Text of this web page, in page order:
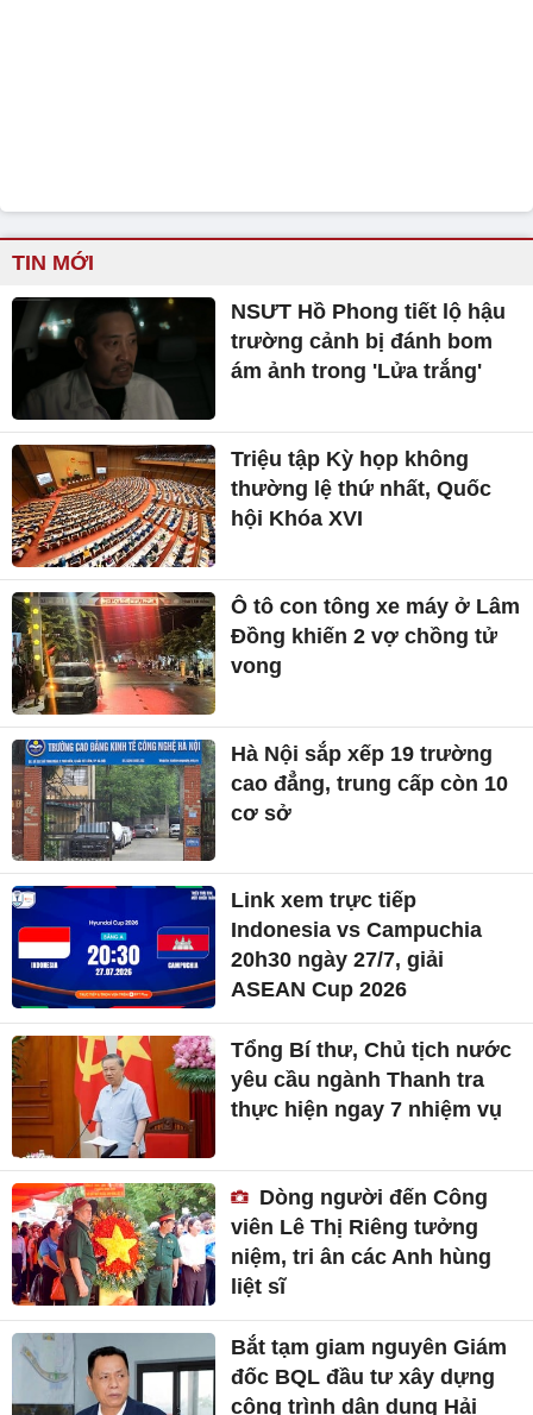
TIN MỚI
NSƯT Hồ Phong tiết lộ hậu
trường cảnh bị đánh bom
ám ảnh trong 'Lửa trắng'
Triệu tập Kỳ họp không
thường lệ thứ nhất, Quốc
hội Khóa XVI
Ô tô con tông xe máy ở Lâm
Đồng khiến 2 vợ chồng tử
vong
Hà Nội sắp xếp 19 trường
cao đẳng, trung cấp còn 10
cơ sở
Link xem trực tiếp
Indonesia vs Campuchia
20h30 ngày 27/7, giải
ASEAN Cup 2026
Tổng Bí thư, Chủ tịch nước
yêu cầu ngành Thanh tra
thực hiện ngay 7 nhiệm vụ
Dòng người đến Công
viên Lê Thị Riêng tưởng
niệm, tri ân các Anh hùng
liệt sĩ
Bắt tạm giam nguyên Giám
đốc BQL đầu tư xây dựng
công trình dân dụng Hải